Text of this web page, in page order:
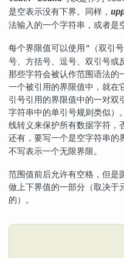
是空表示没有下界。同样，
法输入的一个字符串，或者是
每个界限值可以使用"
（双引
号、方括号、逗号、双引号或
那些字符会被认作范围语法的
一个被引用的界限值中，就在
引号引用的界限值中的一对双
字符串中的单引号规则类似）
线转义来保护所有数据字符，
还有，要写一个是空字符串的
不写表示一个无限界限。
范围值前后允许有空格，但是
做上下界值的一部分（取决于
的）。